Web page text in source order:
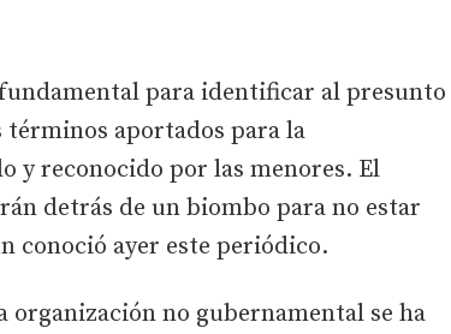
para identificar al presunto
aportados para la
y reconocido por las menores. El
detrás de un biombo para no estar
conoció ayer este periódico.
organización no gubernamental se ha